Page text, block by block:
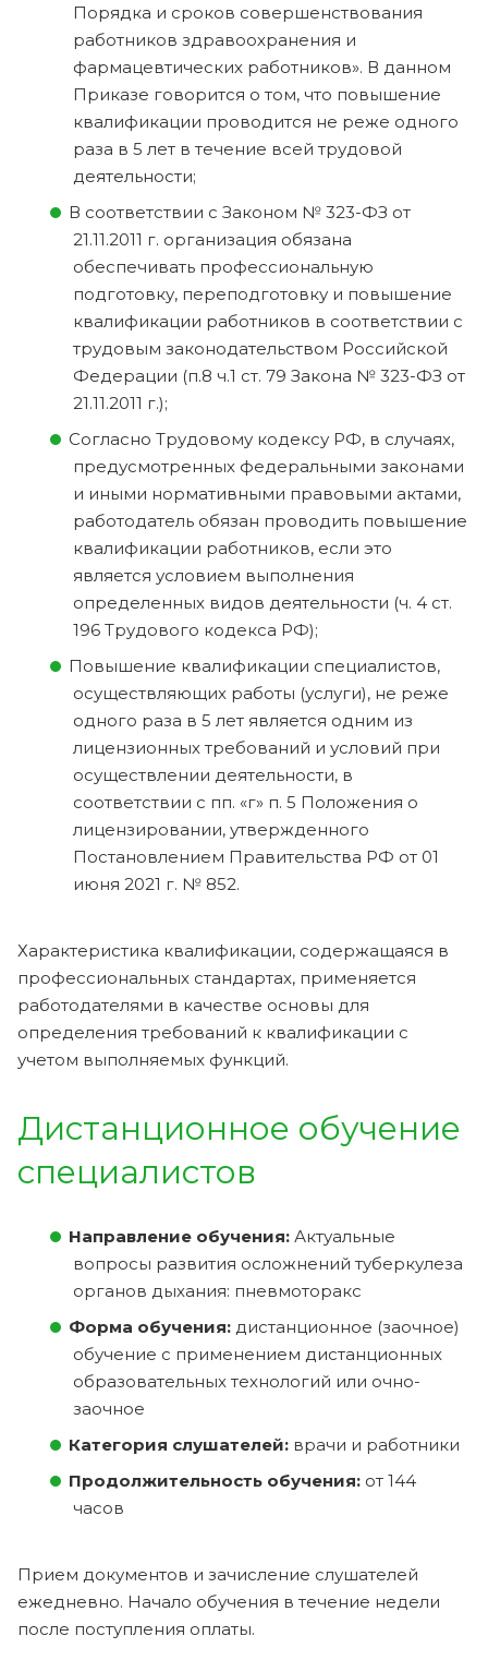
Порядка и сроков совершенствования
работников здравоохранения и
фармацевтических работников». В данном
Приказе говорится о том, что повышение
квалификации проводится не реже одного
раза в 5 лет в течение всей трудовой
деятельности;
В соответствии с Законом № 323-ФЗ от
21.11.2011 г. организация обязана
обеспечивать профессиональную
подготовку, переподготовку и повышение
квалификации работников в соответствии с
трудовым законодательством Российской
Федерации (п.8 ч.1 ст. 79 Закона № 323-ФЗ от
21.11.2011 г.);
Согласно Трудовому кодексу РФ, в случаях,
предусмотренных федеральными законами
и иными нормативными правовыми актами,
работодатель обязан проводить повышение
квалификации работников, если это
является условием выполнения
определенных видов деятельности (ч. 4 ст.
196 Трудового кодекса РФ);
Повышение квалификации специалистов,
осуществляющих работы (услуги), не реже
одного раза в 5 лет является одним из
лицензионных требований и условий при
осуществлении деятельности, в
соответствии с пп. «г» п. 5 Положения о
лицензировании, утвержденного
Постановлением Правительства РФ от 01
июня 2021 г. № 852.
Характеристика квалификации, содержащаяся в
профессиональных стандартах, применяется
работодателями в качестве основы для
определения требований к квалификации с
учетом выполняемых функций.
Дистанционное обучение
специалистов
Направление обучения: Актуальные
вопросы развития осложнений туберкулеза
органов дыхания: пневмоторакс
Форма обучения: дистанционное (заочное)
обучение с применением дистанционных
образовательных технологий или очно-
заочное
Категория слушателей: врачи и работники
Продолжительность обучения: от 144
часов
Прием документов и зачисление слушателей
ежедневно. Начало обучения в течение недели
после поступления оплаты.